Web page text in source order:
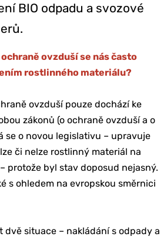
BIO odpadu a svozové
ovzduší se nás často
rostlinného materiálu?
ovzduší pouze dochází ke
zákonů (o ochraně ovzduší a o
se o novou legislativu – upravuje
či nelze rostlinný materiál na
protože byl stav doposud nejasný.
s ohledem na evropskou směrnici
dvě situace – nakládání s odpady a